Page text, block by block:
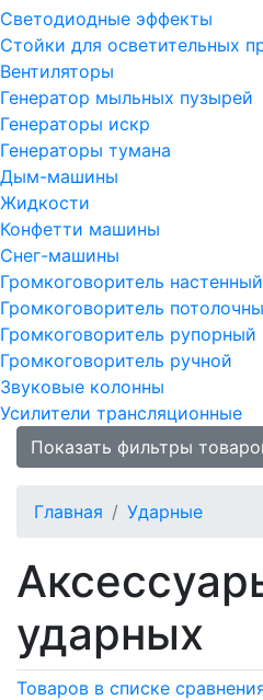
Светодиодные эффекты
Стойки для осветительных
Вентиляторы
Генератор мыльных пузырей
Генераторы искр
Генераторы тумана
Дым-машины
Жидкости
Конфетти машины
Снег-машины
Громкоговоритель настенный
Громкоговоритель
Громкоговоритель рупорный
Громкоговоритель ручной
Звуковые колонны
Усилители трансляционные
Показать фильтры
Главная Ударные
ударных
Товаров в списке